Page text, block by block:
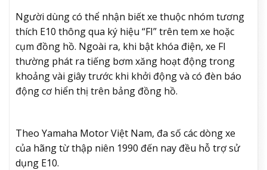
Người dùng có thể nhận biết xe thuộc nhóm tương
thích E10 thông qua ký hiệu “FI” trên tem xe hoặc
cụm đồng hồ. Ngoài ra, khi bật khóa điện, xe FI
thường phát ra tiếng bơm xăng hoạt động trong
khoảng vài giây trước khi khởi động và có đèn báo
động cơ hiển thị trên bảng đồng hồ.
Theo Yamaha Motor Việt Nam, đa số các dòng xe
của hãng từ thập niên 1990 đến nay đều hỗ trợ sử
dụng E10.